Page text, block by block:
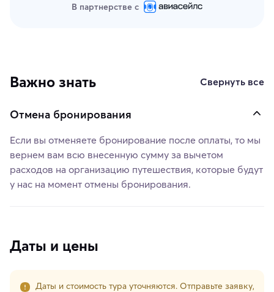
В партнерстве с
Важно знать Свернуть все
Отмена бронирования
Если вы отменяете бронирование после оплаты, то мы
вернем вам всю внесенную сумму за вычетом
расходов на организацию путешествия, которые будут
у нас на момент отмены бронирования.
Даты и цены
Даты и стоимость тура уточняются. Отправьте заявку,